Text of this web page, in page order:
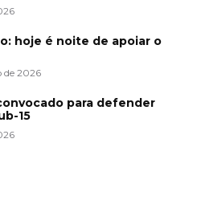
hoje é noite de apoiar o
de 2026
para defender
15